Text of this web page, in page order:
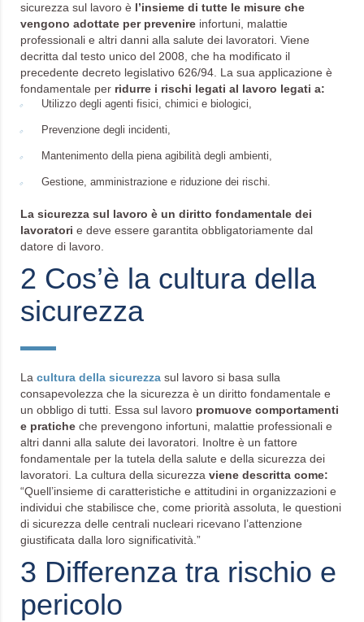
sicurezza sul lavoro è l’insieme di tutte le misure che
vengono adottate per prevenire infortuni, malattie
professionali e altri danni alla salute dei lavoratori. Viene
decritta dal testo unico del 2008, che ha modificato il
precedente decreto legislativo 626/94. La sua applicazione è
fondamentale per ridurre i rischi legati al lavoro legati a:
Utilizzo degli agenti fisici, chimici e biologici,
Prevenzione degli incidenti,
Mantenimento della piena agibilità degli ambienti,
Gestione, amministrazione e riduzione dei rischi.
La sicurezza sul lavoro è un diritto fondamentale dei
lavoratori e deve essere garantita obbligatoriamente dal
datore di lavoro.
2 Cos’è la cultura della
sicurezza
La cultura della sicurezza sul lavoro si basa sulla
consapevolezza che la sicurezza è un diritto fondamentale e
un obbligo di tutti. Essa sul lavoro promuove comportamenti
e pratiche che prevengono infortuni, malattie professionali e
altri danni alla salute dei lavoratori. Inoltre è un fattore
fondamentale per la tutela della salute e della sicurezza dei
lavoratori. La cultura della sicurezza viene descritta come:
“Quell’insieme di caratteristiche e attitudini in organizzazioni e
individui che stabilisce che, come priorità assoluta, le questioni
di sicurezza delle centrali nucleari ricevano l’attenzione
giustificata dalla loro significatività.”
3 Differenza tra rischio e
pericolo